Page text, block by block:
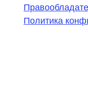
Политика